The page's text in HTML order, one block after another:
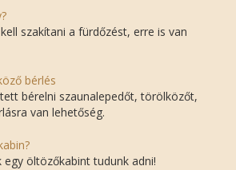
szakítani a fürdőzést, erre is van
bérlés
bérelni szaunalepedőt, törölközőt,
van lehetőség.
egy öltözőkabint tudunk adni!